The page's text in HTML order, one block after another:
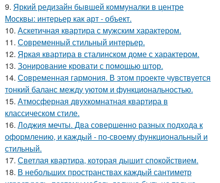
9. Яркий редизайн бывшей коммуналки в центре
Москвы: интерьер как арт - объект.
10. Аскетичная квартира с мужским характером.
11. Современный стильный интерьер.
12. Яркая квартира в сталинском доме с характером.
13. Зонирование кровати с помощью штор.
14. Современная гармония. В этом проекте чувствуется
тонкий баланс между уютом и функциональностью.
15. Атмосферная двухкомнатная квартира в
классическом стиле.
16. Лоджия мечты. Два совершенно разных подхода к
оформлению, и каждый - по-своему функциональный и
стильный.
17. Светлая квартира, которая дышит спокойствием.
18. В небольших пространствах каждый сантиметр